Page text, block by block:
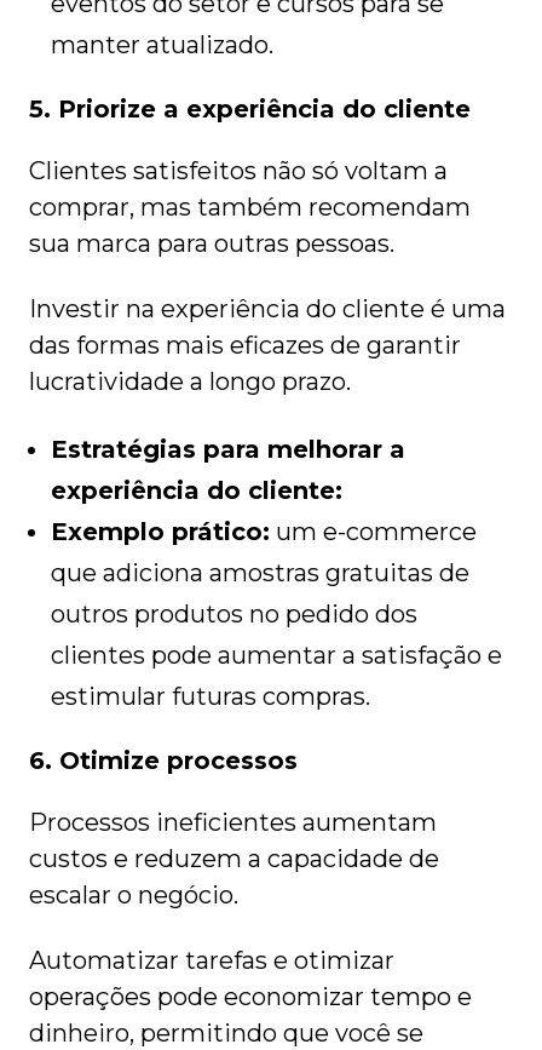
manter atualizado.
5. Priorize a experiência do cliente
Clientes satisfeitos não só voltam a
comprar, mas também recomendam
sua marca para outras pessoas.
Investir na experiência do cliente é uma
das formas mais eficazes de garantir
lucratividade a longo prazo.
Estratégias para melhorar a
experiência do cliente:
Exemplo prático: um e-commerce
que adiciona amostras gratuitas de
outros produtos no pedido dos
clientes pode aumentar a satisfação e
estimular futuras compras.
6. Otimize processos
Processos ineficientes aumentam
custos e reduzem a capacidade de
escalar o negócio.
Automatizar tarefas e otimizar
operações pode economizar tempo e
dinheiro, permitindo que você se